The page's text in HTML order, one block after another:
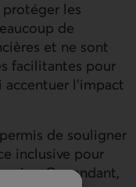
protéger les
de
et ne sont
facilitantes pour
l’impact
de souligner
inclusive pour
crise. Cependant,